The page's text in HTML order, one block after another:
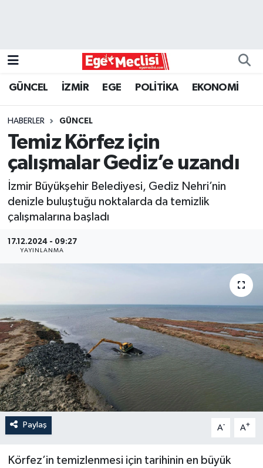
GÜNCEL İZMİR EGE POLİTİKA EKONOMİ
HABERLER GÜNCEL
Temiz Körfez için
çalışmalar Gediz’e uzandı
İzmir Büyükşehir Belediyesi, Gediz Nehri’nin
denizle buluştuğu noktalarda da temizlik
çalışmalarına başladı
17.12.2024 - 09:27
YAYINLANMA
Paylaş A- A+
Körfez’in temizlenmesi için tarihinin en büyük
GÜNCEL
İZMİR
ÖZEL HABER
POLİTİKA
Programlar
SPOR